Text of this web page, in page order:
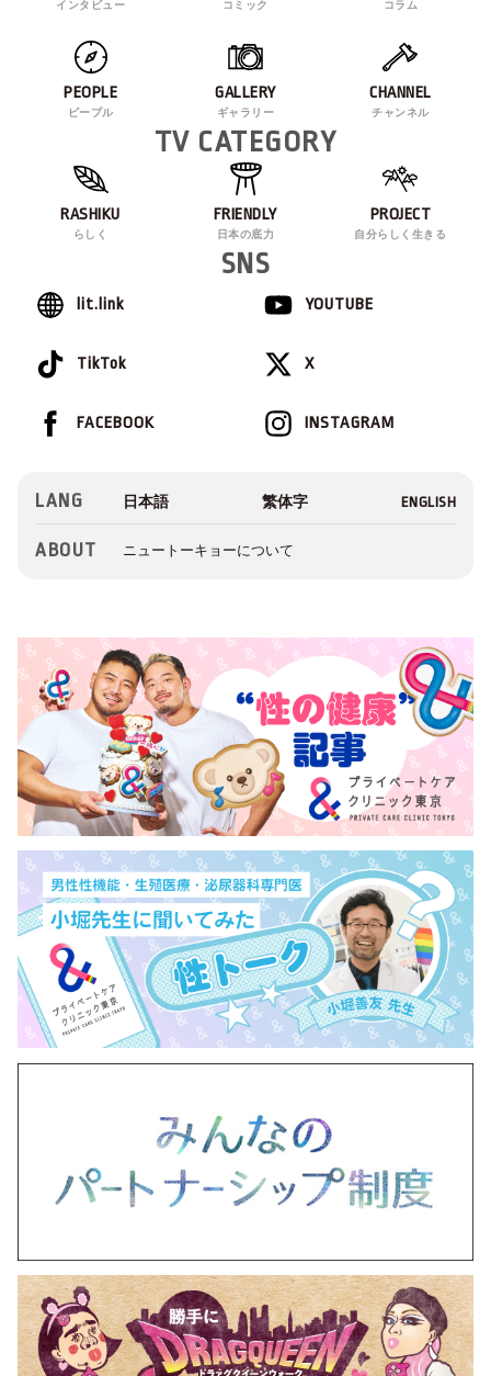
インタビュー コミック コラム
PEOPLE
ピープル
GALLERY
ギャラリー
CHANNEL
チャンネル
TV CATEGORY
RASHIKU
らしく
FRIENDLY
日本の底力
PROJECT
自分らしく生きる
SNS
lit.link YOUTUBE
TikTok X
INSTAGRAM
FACEBOOK
LANG
ABOUT ニュートーキョーについて